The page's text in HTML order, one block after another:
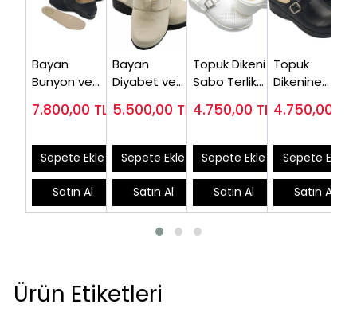
Bayan
Bunyon ve
Ayakkabısı
7.800,00 TL
Sepete Ekle
Satın Al
Bayan
Diyabet ve
Terliği Bej
5.500,00 TL
Sepete Ekle
Satın Al
Topuk Dikeni
Sabo Terlik
EPT222B
4.750,00 TL
Sepete Ekle
Satın Al
Topuk
Dikenine
Terlik EPT202S
4.750,00
Sepete Ekle
Satın Al
Ürün Etiketleri